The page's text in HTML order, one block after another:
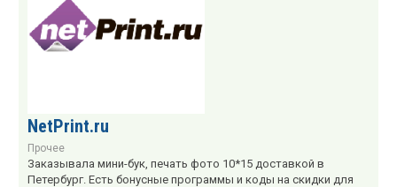
NetPrint.ru
Прочее
Заказывала мини-бук, печать фото 10*15 доставкой в
Петербург. Есть бонусные программы и коды на скидки для